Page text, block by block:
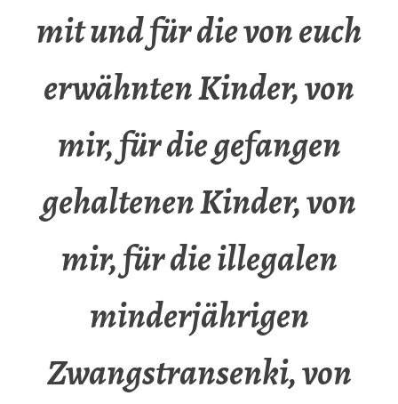
mit und für die von euch
erwähnten Kinder, von
mir, für die gefangen
gehaltenen Kinder, von
mir, für die illegalen
minderjährigen
Zwangstransenki, von